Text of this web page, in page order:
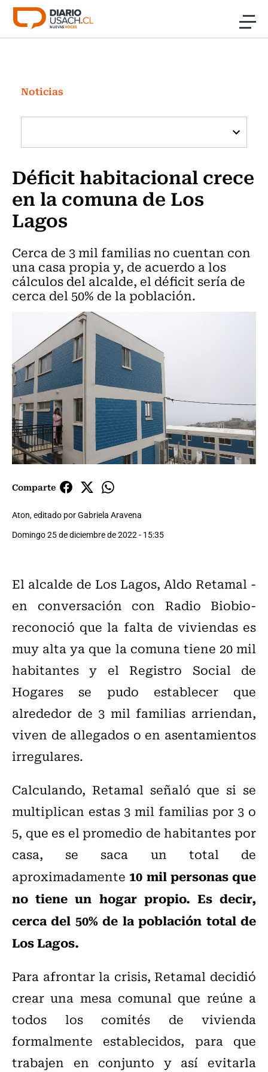
Click acá para ir directamente al contenido
Investigación
Cultura
Programas Radio y TV Usach
Noticias
Déficit habitacional crece
en la comuna de Los
Lagos
Cerca de 3 mil familias no cuentan con
una casa propia y, de acuerdo a los
cálculos del alcalde, el déficit sería de
cerca del 50% de la población.
Comparte
Aton, editado por Gabriela Aravena
Domingo 25 de diciembre de 2022 - 15:35
El alcalde de Los Lagos, Aldo Retamal -
en conversación con Radio Biobio-
reconoció que la falta de viviendas es
muy alta ya que la comuna tiene 20 mil
habitantes y el Registro Social de
Hogares se pudo establecer que
alrededor de 3 mil familias arriendan,
viven de allegados o en asentamientos
irregulares.
Calculando, Retamal señaló que si se
multiplican estas 3 mil familias por 3 o
5, que es el promedio de habitantes por
casa, se saca un total de
aproximadamente 10 mil personas que
no tiene un hogar propio. Es decir,
cerca del 50% de la población total de
Los Lagos.
Para afrontar la crisis, Retamal decidió
crear una mesa comunal que reúne a
todos los comités de vivienda
formalmente establecidos, para que
trabajen en conjunto y así evitarla